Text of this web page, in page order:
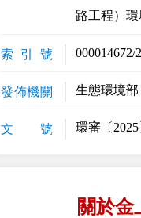
路工程）
索 引 號 000014672/
發佈機關 生態環境部
文 號 環審〔
關於金